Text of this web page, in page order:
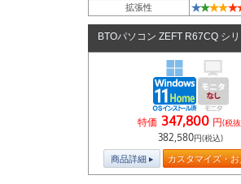
拡張性 ★★★★★
BTOパソコン ZEFT R67CQ シ
特価 347,800 円(税
382,580円(税込)
商品詳細 カスタマイズ・